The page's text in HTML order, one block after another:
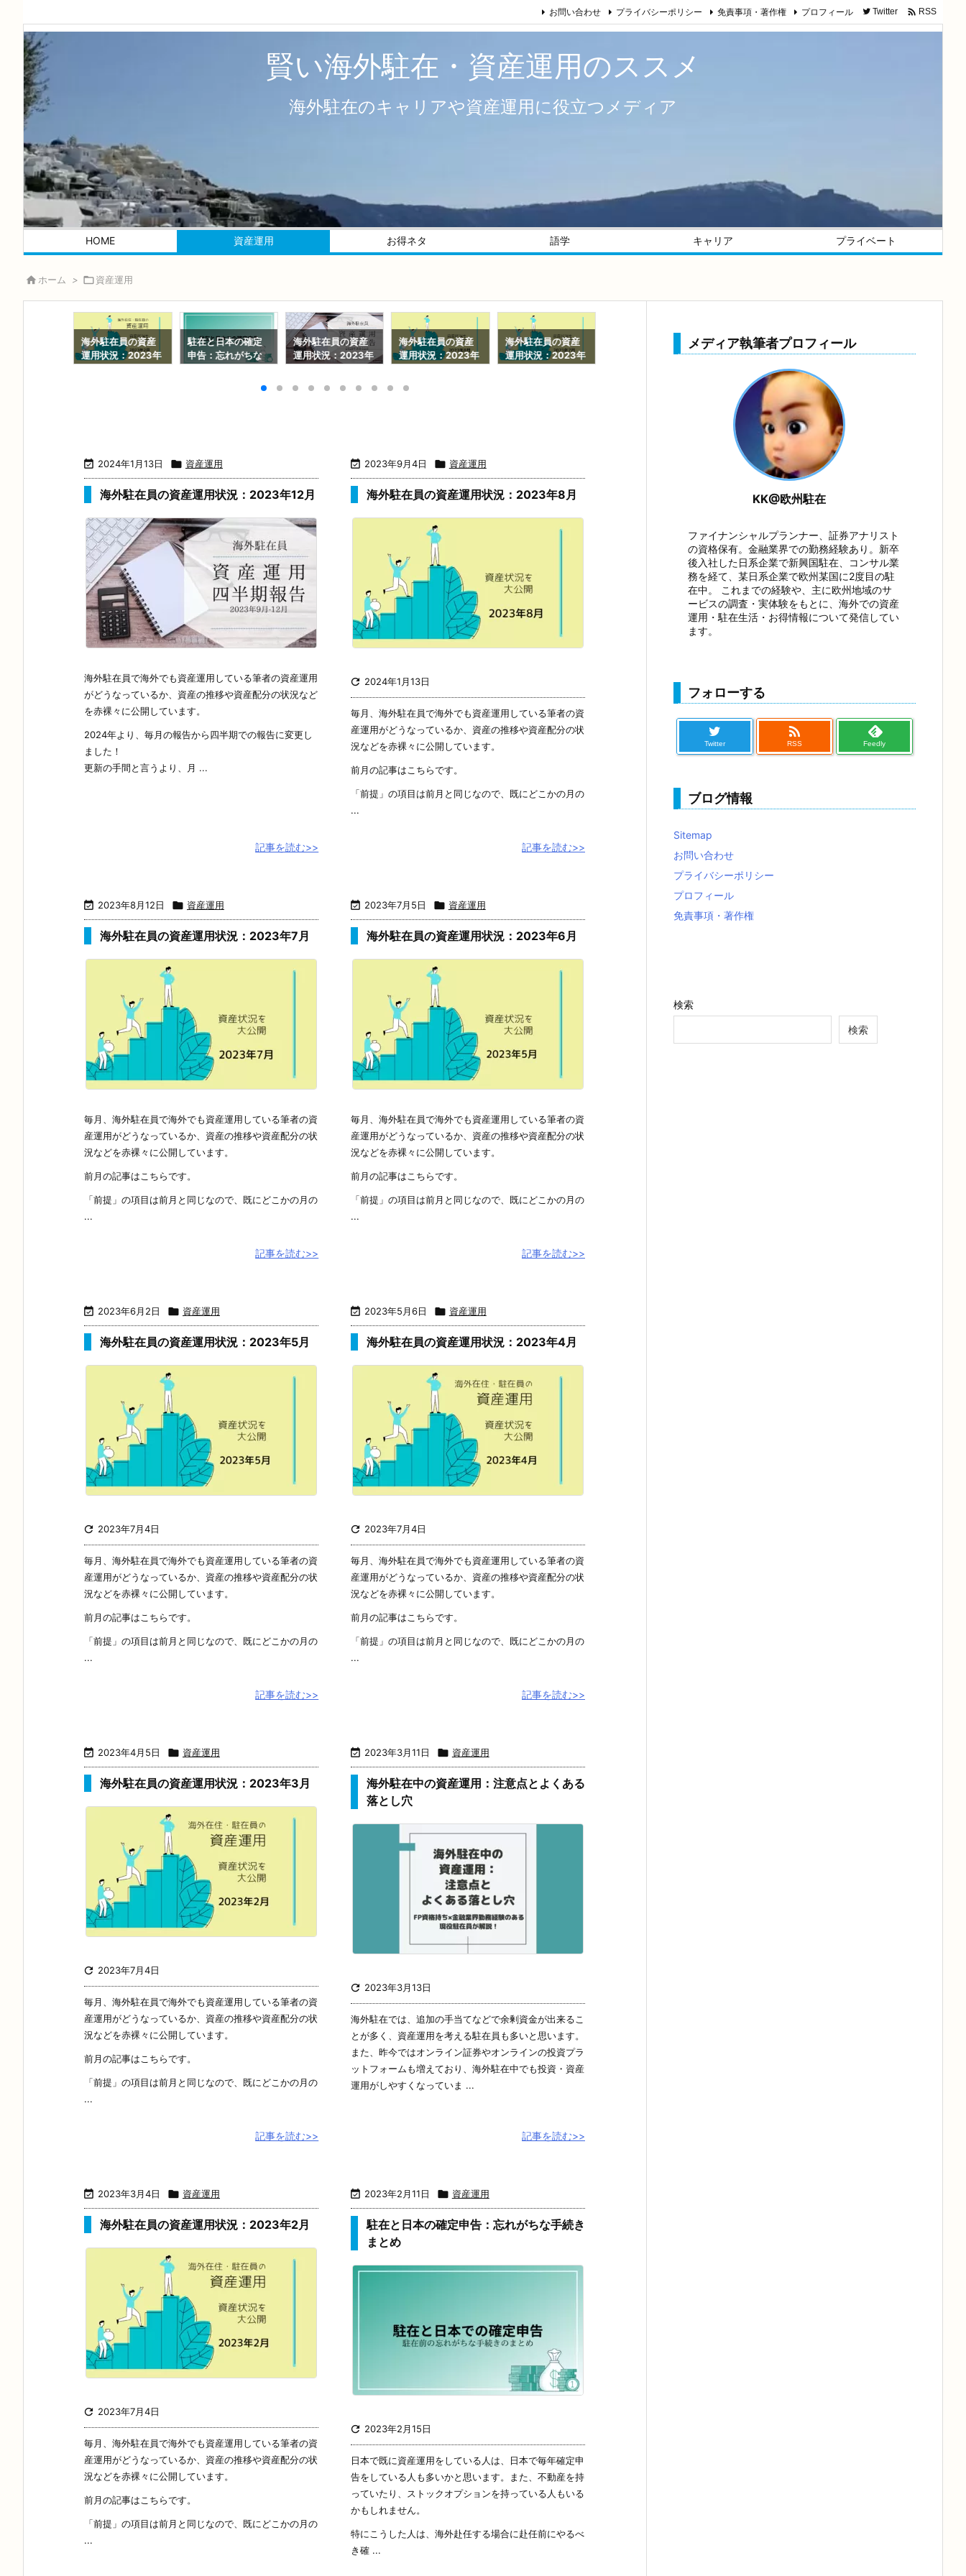
賢い海外駐在・資産運用のススメ
海外駐在のキャリアや資産運用に役立つメディア
HOME 資産運用 お得ネタ 語学 キャリア プライベート
お問い合わせ プライバシーポリシー 免責事項・著作権 プロフィール Twitter  RSS
 ホーム > 資産運用
海外駐在員の資産
運用状況：2023年
駐在と日本の確定
申告：忘れがちな
海外駐在員の資産
運用状況：2023年
海外駐在員の資産
運用状況：2023年
海外駐在員の資産
運用状況：2023年
運用状況：2023年
海外駐在員の資産
運用状況：2023年
海外駐在員の資産
運用状況：2023年
 2024年1月13日  資産運用
海外駐在員の資産運用状況：2023年12月
海外駐在員で海外でも資産運用している筆者の資産運用
がどうなっているか、資産の推移や資産配分の状況など
を赤裸々に公開しています。
2024年より、毎月の報告から四半期での報告に変更し
ました！
更新の手間と言うより、月 ...
記事を読む>>
 2023年9月4日  資産運用
海外駐在員の資産運用状況：2023年8月
 2024年1月13日
毎月、海外駐在員で海外でも資産運用している筆者の資
産運用がどうなっているか、資産の推移や資産配分の状
況などを赤裸々に公開しています。
前月の記事はこちらです。
「前提」の項目は前月と同じなので、既にどこかの月の
...
記事を読む>>
 2023年8月12日  資産運用
海外駐在員の資産運用状況：2023年7月
毎月、海外駐在員で海外でも資産運用している筆者の資
産運用がどうなっているか、資産の推移や資産配分の状
況などを赤裸々に公開しています。
前月の記事はこちらです。
「前提」の項目は前月と同じなので、既にどこかの月の
...
記事を読む>>
 2023年7月5日  資産運用
海外駐在員の資産運用状況：2023年6月
毎月、海外駐在員で海外でも資産運用している筆者の資
産運用がどうなっているか、資産の推移や資産配分の状
況などを赤裸々に公開しています。
前月の記事はこちらです。
「前提」の項目は前月と同じなので、既にどこかの月の
...
記事を読む>>
 2023年6月2日  資産運用
海外駐在員の資産運用状況：2023年5月
 2023年7月4日
毎月、海外駐在員で海外でも資産運用している筆者の資
産運用がどうなっているか、資産の推移や資産配分の状
況などを赤裸々に公開しています。
前月の記事はこちらです。
「前提」の項目は前月と同じなので、既にどこかの月の
...
記事を読む>>
 2023年5月6日  資産運用
海外駐在員の資産運用状況：2023年4月
 2023年7月4日
毎月、海外駐在員で海外でも資産運用している筆者の資
産運用がどうなっているか、資産の推移や資産配分の状
況などを赤裸々に公開しています。
前月の記事はこちらです。
「前提」の項目は前月と同じなので、既にどこかの月の
...
記事を読む>>
 2023年4月5日  資産運用
海外駐在員の資産運用状況：2023年3月
 2023年7月4日
毎月、海外駐在員で海外でも資産運用している筆者の資
産運用がどうなっているか、資産の推移や資産配分の状
況などを赤裸々に公開しています。
前月の記事はこちらです。
「前提」の項目は前月と同じなので、既にどこかの月の
...
記事を読む>>
 2023年3月11日  資産運用
海外駐在中の資産運用：注意点とよくある
落とし穴
 2023年3月13日
海外駐在では、追加の手当てなどで余剰資金が出来るこ
とが多く、資産運用を考える駐在員も多いと思います。
また、昨今ではオンライン証券やオンラインの投資プラ
ットフォームも増えており、海外駐在中でも投資・資産
運用がしやすくなっていま ...
記事を読む>>
 2023年3月4日  資産運用
海外駐在員の資産運用状況：2023年2月
 2023年7月4日
毎月、海外駐在員で海外でも資産運用している筆者の資
産運用がどうなっているか、資産の推移や資産配分の状
況などを赤裸々に公開しています。
前月の記事はこちらです。
「前提」の項目は前月と同じなので、既にどこかの月の
...
 2023年2月11日  資産運用
駐在と日本の確定申告：忘れがちな手続き
まとめ
 2023年2月15日
日本で既に資産運用をしている人は、日本で毎年確定申
告をしている人も多いかと思います。また、不動産を持
っていたり、ストックオプションを持っている人もいる
かもしれません。
特にこうした人は、海外赴任する場合に赴任前にやるべ
き確 ...
メディア執筆者プロフィール
KK@欧州駐在
ファイナンシャルプランナー、証券アナリスト
の資格保有。金融業界での勤務経験あり。新卒
後入社した日系企業で新興国駐在、コンサル業
務を経て、某日系企業で欧州某国に2度目の駐
在中。 これまでの経験や、主に欧州地域のサ
ービスの調査・実体験をもとに、海外での資産
運用・駐在生活・お得情報について発信してい
ます。
フォローする
Twitter

RSS Feedly
ブログ情報
Sitemap
お問い合わせ
プライバシーポリシー
プロフィール
免責事項・著作権
検索
検索